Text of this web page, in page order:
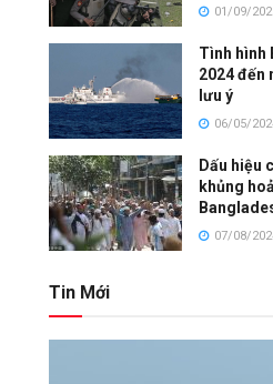
01/09/
Tình hình
2024 đến
lưu ý
06/05/
Dấu hiệu
khủng
07/08/
Tin Mới